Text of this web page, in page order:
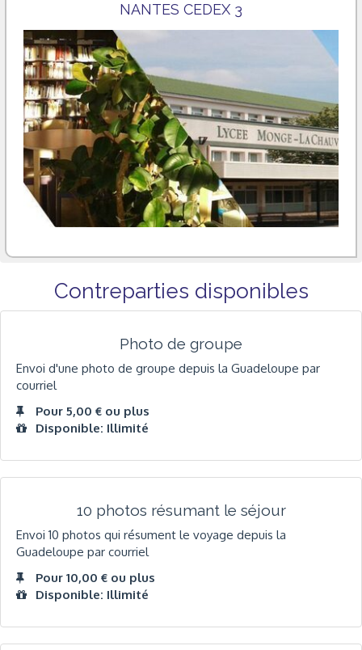
NANTES CEDEX 3
Contreparties disponibles
Photo de groupe
Envoi d'une photo de groupe depuis la Guadeloupe par
courriel
Pour 5,00 € ou plus
Disponible: Illimité
10 photos résumant le séjour
Envoi 10 photos qui résument le voyage depuis la
Guadeloupe par courriel
Pour 10,00 € ou plus
Disponible: Illimité